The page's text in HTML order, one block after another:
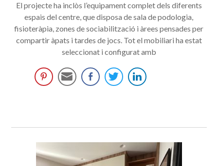
El projecte ha inclòs l’equipament complet dels diferents
espais del centre, que disposa de sala de podologia,
fisioteràpia, zones de sociabilització i àrees pensades per
compartir àpats i tardes de jocs. Tot el mobiliari ha estat
seleccionat i configurat amb